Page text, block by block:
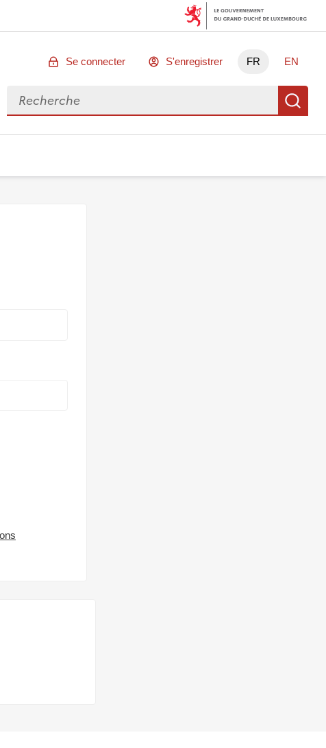
Se connecter S'enregistrer FR EN
Rechercher des données